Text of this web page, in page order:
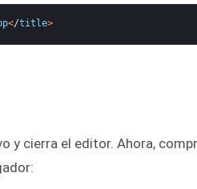
</title>
y cierra el editor. Ahora,